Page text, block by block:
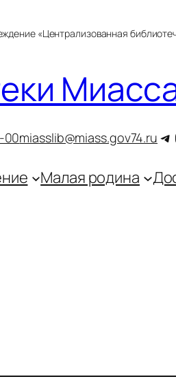
«Централизованная
00miasslib@miass.gov74.ru
Малая родина